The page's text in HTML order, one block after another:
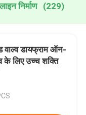
निर्माण (229)
वाल्व डायफ्राम ऑन-
के लिए उच्च शक्ति